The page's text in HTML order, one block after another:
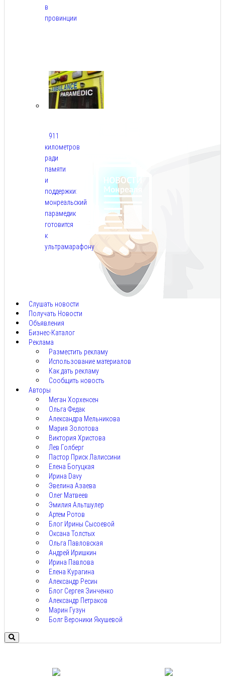
в
провинции
911
километров
ради
памяти
и
поддержки:
монреальский
парамедик
готовится
к
ультрамарафону
Слушать новости
Получать Новости
Объявления
Бизнес-Каталог
Реклама
Разместить рекламу
Использование материалов
Как дать рекламу
Сообщить новость
Авторы
Меган Хорхенсен
Ольга Федак
Александра Мельникова
Мария Золотова
Виктория Христова
Лев Голберг
Пастор Приск Лалиссини
Елена Богуцкая
Ирина Davy
Эвелина Азаева
Олег Матвеев
Эмилия Альтшулер
Артем Ротов
Блог Ирины Сысоевой
Оксана Толстых
Ольга Павловская
Андрей Иришкин
Ирина Павлова
Елена Курагина
Александр Ресин
Блог Сергея Зинченко
Александр Петраков
Марин Гузун
Болг Вероники Якушевой